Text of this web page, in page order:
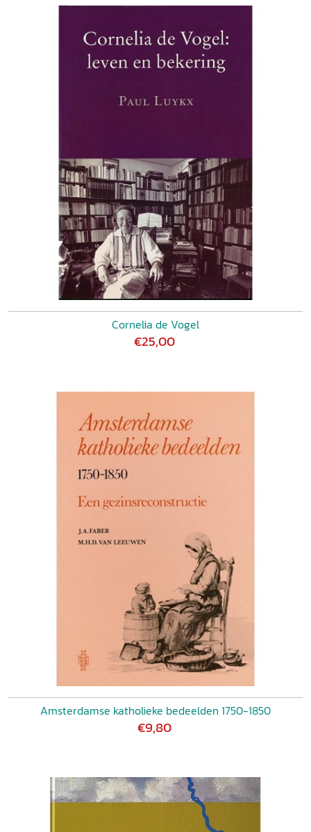
Cornelia de Vogel
€25,00
Amsterdamse katholieke bedeelden 1750-1850
€9,80